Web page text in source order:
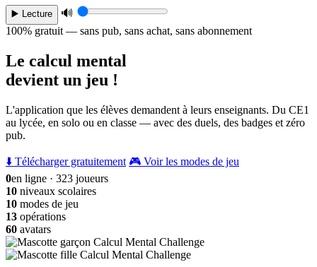
▶️ Lecture
🔊
100% gratuit — sans pub, sans achat, sans abonnement
Le calcul mental
devient un jeu !
L'application que les élèves demandent à leurs enseignants. Du CE1
au lycée, en solo ou en classe — avec des duels, des badges et zéro
pub.
⬇️ Télécharger gratuitement 🎮 Voir les modes de jeu
0en ligne · 323 joueurs
10 niveaux scolaires
10 modes de jeu
13 opérations
60 avatars